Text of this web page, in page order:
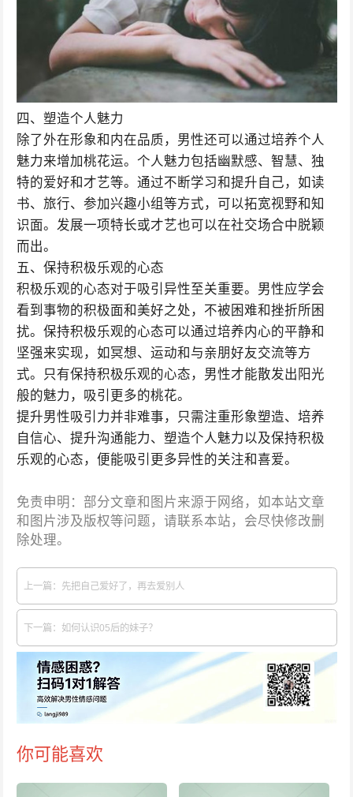
四、塑造个人魅力
除了外在形象和内在品质，男性还可以通过培养个人
魅力来增加桃花运。个人魅力包括幽默感、智慧、独
特的爱好和才艺等。通过不断学习和提升自己，如读
书、旅行、参加兴趣小组等方式，可以拓宽视野和知
识面。发展一项特长或才艺也可以在社交场合中脱颖
而出。
五、保持积极乐观的心态
积极乐观的心态对于吸引异性至关重要。男性应学会
看到事物的积极面和美好之处，不被困难和挫折所困
扰。保持积极乐观的心态可以通过培养内心的平静和
坚强来实现，如冥想、运动和与亲朋好友交流等方
式。只有保持积极乐观的心态，男性才能散发出阳光
般的魅力，吸引更多的桃花。
提升男性吸引力并非难事，只需注重形象塑造、培养
自信心、提升沟通能力、塑造个人魅力以及保持积极
乐观的心态，便能吸引更多异性的关注和喜爱。
免责申明：部分文章和图片来源于网络，如本站文章
和图片涉及版权等问题，请联系本站，会尽快修改删
除处理。
上一篇：先把自己爱好了，再去爱别人
下一篇：如何认识05后的妹子？
你可能喜欢